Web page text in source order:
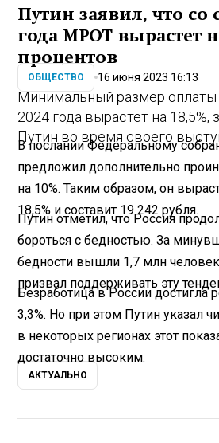
Путин заявил, что со
года МРОТ вырастет
процентов
ОБЩЕСТВО 16 июня 2023 16:13
Минимальный размер оплаты
2024 года вырастет на 18,5%,
Путин во время своего
В послании Федеральному
предложил дополнительно
на 10%. Таким образом, он
18,5% и составит 19 242 рубля.
Путин отметил, что Россия
бороться с бедностью. За
бедности вышли 1,7 млн
призвал поддерживать эту
Безработица в России достигла
3,3%. Но при этом Путин указал
в некоторых регионах этот
достаточно высоким.
АКТУАЛЬНО